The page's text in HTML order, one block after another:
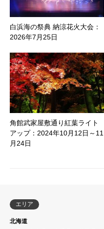
白浜海の祭典 納涼花火大会：
2026年7月25日
角館武家屋敷通り紅葉ライト
アップ：2024年10月12日～11
月24日
エリア
北海道